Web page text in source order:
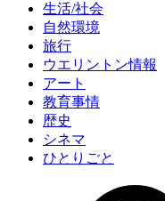
生活/社会
自然環境
旅行
ウエリントン情報
アート
教育事情
歴史
シネマ
ひとりごと